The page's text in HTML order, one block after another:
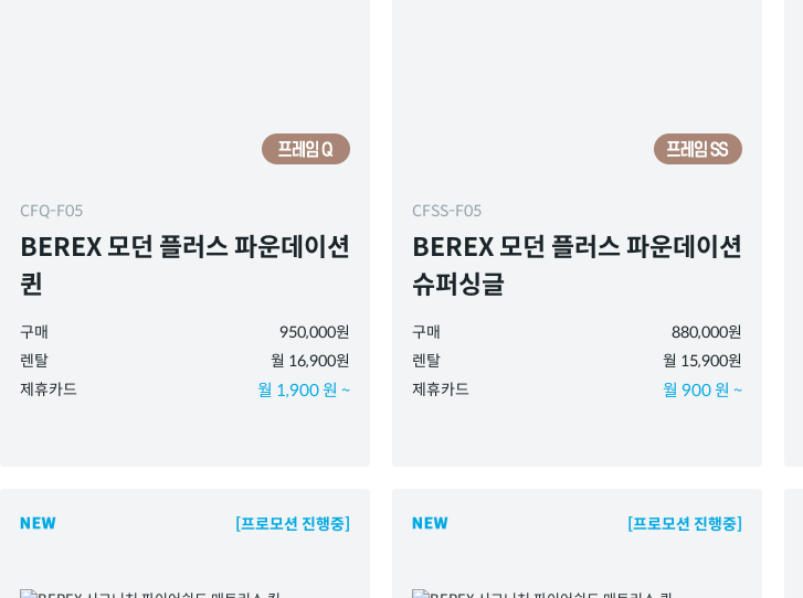
CFQ-F05
BEREX 모던 플러스 파운데이션
퀸
구매
950,000원
렌탈
월 16,900원
제휴카드
월 1,900 원 ~
CFSS-F05
BEREX 모던 플러스 파운데이션
슈퍼싱글
구매
880,000원
렌탈
월 15,900원
제휴카드
월 900 원 ~
[프로모션 진행중] [프로모션 진행중]